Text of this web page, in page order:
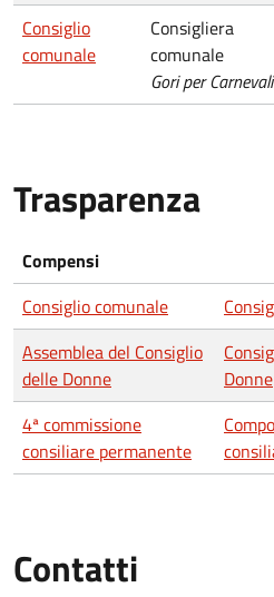
Consiglio
comunale
Consigliera
comunale
Gori per Carnevali
Trasparenza
Compensi
Consiglio comunale
Assemblea del Consiglio
delle Donne
Donne
4ª commissione
consiliare permanente
Contatti